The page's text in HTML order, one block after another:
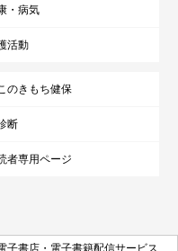
に猫などのペットを連れ
ごすことになった方もい
ペット禁止で避難でき
また多頭飼いしていた
・病気
活動
のきもち健保
断
者専用ページ
子書店・電子書籍配信サービス